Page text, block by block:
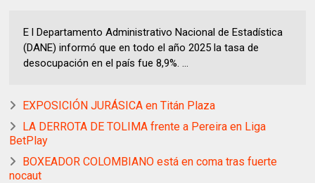
E l Departamento Administrativo Nacional de Estadística
(DANE) informó que en todo el año 2025 la tasa de
desocupación en el país fue 8,9%. ...
EXPOSICIÓN JURÁSICA en Titán Plaza
LA DERROTA DE TOLIMA frente a Pereira en Liga
BetPlay
BOXEADOR COLOMBIANO está en coma tras fuerte
nocaut